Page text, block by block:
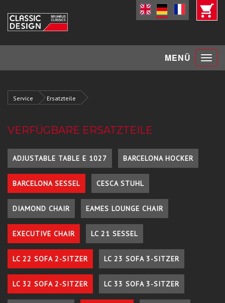
MENÜ Toggle
Service Ersatzteile
VERFÜGBARE ERSATZTEILE
ADJUSTABLE TABLE E 1027 BARCELONA HOCKER
BARCELONA SESSEL CESCA STUHL
DIAMOND CHAIR EAMES LOUNGE CHAIR
EXECUTIVE CHAIR LC 21 SESSEL
LC 22 SOFA 2-SITZER LC 23 SOFA 3-SITZER
LC 32 SOFA 2-SITZER LC 33 SOFA 3-SITZER